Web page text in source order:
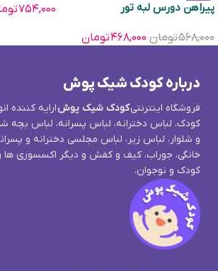
پیراهن دورس لبه تور
۵۶۸,۰۰۰تومان ۴۶۸,۰۰۰تومان
۷۵۴,۰۰۰
درباره کودک شیک پوش
فروشگاه اینترنتیکودک شیک پوشارایه کننده
کودک، لباس دخترانه، لباس پسرانه، لباس بچه
و شلوار، لباس زیر، لباس مجلسی دخترانه و
خانگی، جوراب، کیف و کفش و دیگر اکسسوری ها
کودک و نوجوان.